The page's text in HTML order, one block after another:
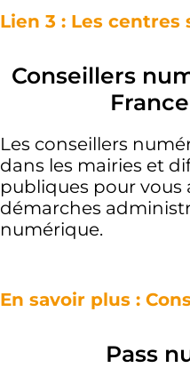
Lien 3 : Les
Conseillers
Les conseillers
dans les mairies et
publiques pour vous
démarches
numérique.
En savoir plus :
Pass